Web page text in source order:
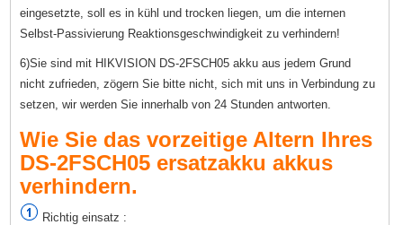
eingesetzte, soll es in kühl und trocken liegen, um die internen
Selbst-Passivierung Reaktionsgeschwindigkeit zu verhindern!
6)Sie sind mit HIKVISION DS-2FSCH05 akku aus jedem Grund
nicht zufrieden, zögern Sie bitte nicht, sich mit uns in Verbindung zu
setzen, wir werden Sie innerhalb von 24 Stunden antworten.
Wie Sie das vorzeitige Altern Ihres
DS-2FSCH05 ersatzakku akkus
verhindern.
Richtig einsatz :